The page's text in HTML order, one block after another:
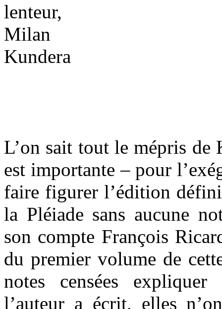
L’on sait tout le mépris
est importante – pour
faire figurer l’édition
la Pléiade sans aucune
son compte François
du premier volume de
notes censées
l’auteur a écrit, elles